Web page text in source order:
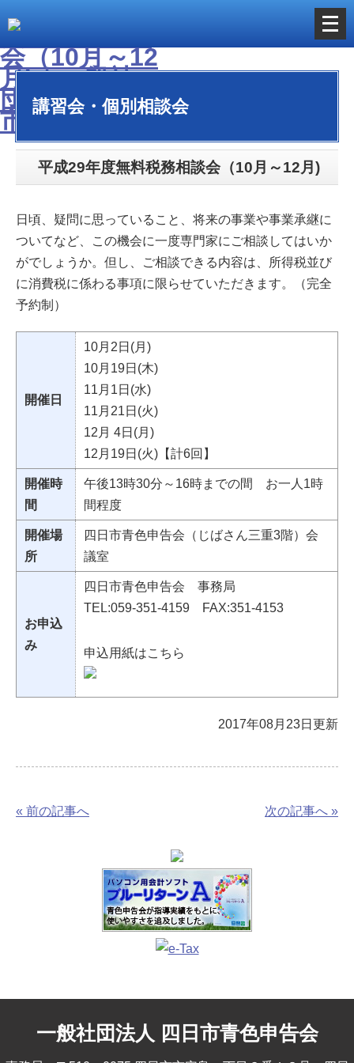
メ
ニ
く
講習会・個別相談会
平成29年度無料税務相談会（10月～12月)
日頃、疑問に思っていること、将来の事業や事業承継に
ついてなど、この機会に一度専門家にご相談してはいか
がでしょうか。但し、ご相談できる内容は、所得税並び
に消費税に係わる事項に限らせていただきます。（完全
予約制）
開催日
10月2日(月)
10月19日(木)
11月1日(水)
11月21日(火)
12月 4日(月)
12月19日(火)【計6回】
開催時
間
午後13時30分～16時までの間 お一人1時
間程度
開催場
所
四日市青色申告会（じばさん三重3階）会
議室
お申込
み
四日市青色申告会 事務局
TEL:059-351‐4159 FAX:351‐4153
申込用紙はこちら
2017年08月23日更新
« 前の記事へ 次の記事へ »
一般社団法人 四日市青色申告会